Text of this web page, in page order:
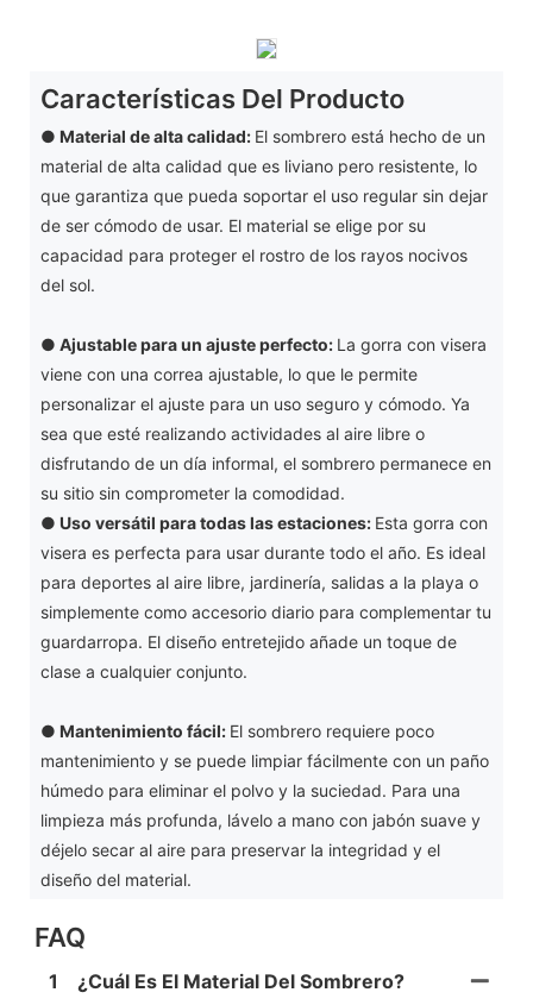
Características Del Producto
● Material de alta calidad: El sombrero está hecho de un
material de alta calidad que es liviano pero resistente, lo
que garantiza que pueda soportar el uso regular sin dejar
de ser cómodo de usar. El material se elige por su
capacidad para proteger el rostro de los rayos nocivos
del sol.
● Ajustable para un ajuste perfecto: La gorra con visera
viene con una correa ajustable, lo que le permite
personalizar el ajuste para un uso seguro y cómodo. Ya
sea que esté realizando actividades al aire libre o
disfrutando de un día informal, el sombrero permanece en
su sitio sin comprometer la comodidad.
● Uso versátil para todas las estaciones: Esta gorra con
visera es perfecta para usar durante todo el año. Es ideal
para deportes al aire libre, jardinería, salidas a la playa o
simplemente como accesorio diario para complementar tu
guardarropa. El diseño entretejido añade un toque de
clase a cualquier conjunto.
● Mantenimiento fácil: El sombrero requiere poco
mantenimiento y se puede limpiar fácilmente con un paño
húmedo para eliminar el polvo y la suciedad. Para una
limpieza más profunda, lávelo a mano con jabón suave y
déjelo secar al aire para preservar la integridad y el
diseño del material.
FAQ
1 ¿Cuál Es El Material Del Sombrero?